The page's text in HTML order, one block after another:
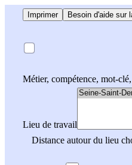
Imprimer Besoin d'aide sur
Métier, compétence, mot-
Lieu de travail
Distance autour du lieu